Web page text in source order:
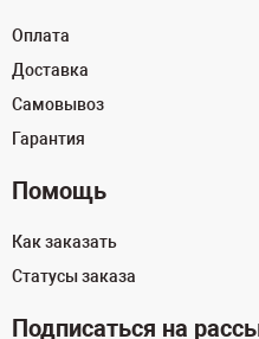
Оплата
Доставка
Самовывоз
Гарантия
Помощь
Как заказать
Статусы заказа
Подписаться на